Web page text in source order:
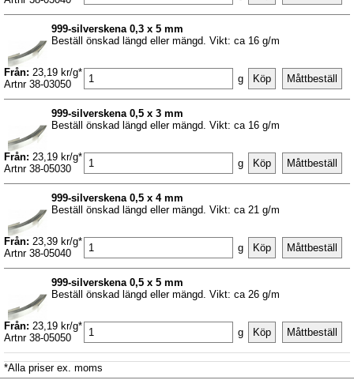
999-silverskena 0,3 x 5 mm
Beställ önskad längd eller mängd. Vikt: ca 16 g/m
Från: 23,19 kr/g*
Artnr 38-03050
g
999-silverskena 0,5 x 3 mm
Beställ önskad längd eller mängd. Vikt: ca 16 g/m
Från: 23,19 kr/g*
Artnr 38-05030
g
999-silverskena 0,5 x 4 mm
Beställ önskad längd eller mängd. Vikt: ca 21 g/m
Från: 23,39 kr/g*
Artnr 38-05040
g
999-silverskena 0,5 x 5 mm
Beställ önskad längd eller mängd. Vikt: ca 26 g/m
Från: 23,19 kr/g*
Artnr 38-05050
g
*Alla priser ex. moms